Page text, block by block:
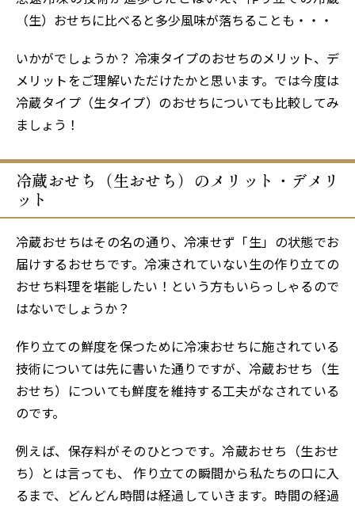
（生）おせちに比べると多少風味が落ちることも・・・
いかがでしょうか？ 冷凍タイプのおせちのメリット、デ
メリットをご理解いただけたかと思います。では今度は
冷蔵タイプ（生タイプ）のおせちについても比較してみ
ましょう！
冷蔵おせち（生おせち）のメリット・デメリ
ット
冷蔵おせちはその名の通り、冷凍せず「生」の状態でお
届けするおせちです。冷凍されていない生の作り立ての
おせち料理を堪能したい！という方もいらっしゃるので
はないでしょうか？
作り立ての鮮度を保つために冷凍おせちに施されている
技術については先に書いた通りですが、冷蔵おせち（生
おせち）についても鮮度を維持する工夫がなされている
のです。
例えば、保存料がそのひとつです。冷蔵おせち（生おせ
ち）とは言っても、 作り立ての瞬間から私たちの口に入
るまで、どんどん時間は経過していきます。時間の経過